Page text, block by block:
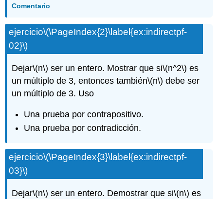
Comentario
ejercicio\(\PageIndex{2}\label{ex:indirectpf-
02}\)
Dejar\(n\) ser un entero. Mostrar que si\(n^2\) es
un múltiplo de 3, entonces también\(n\) debe ser
un múltiplo de 3. Uso
Una prueba por contrapositivo.
Una prueba por contradicción.
ejercicio\(\PageIndex{3}\label{ex:indirectpf-
03}\)
Dejar\(n\) ser un entero. Demostrar que si\(n\) es